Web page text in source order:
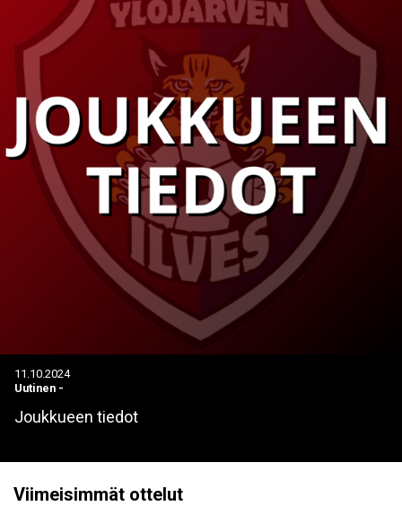
11.10.2024
Uutinen -
Joukkueen tiedot
Viimeisimmät ottelut